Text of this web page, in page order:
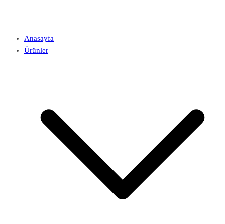
Anasayfa
Ürünler